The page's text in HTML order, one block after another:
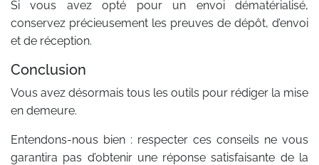
Si vous avez opté pour un envoi dématérialisé,
conservez précieusement les preuves de dépôt, d’envoi
et de réception.
Conclusion
Vous avez désormais tous les outils pour rédiger la mise
en demeure.
Entendons-nous bien : respecter ces conseils ne vous
garantira pas d’obtenir une réponse satisfaisante de la